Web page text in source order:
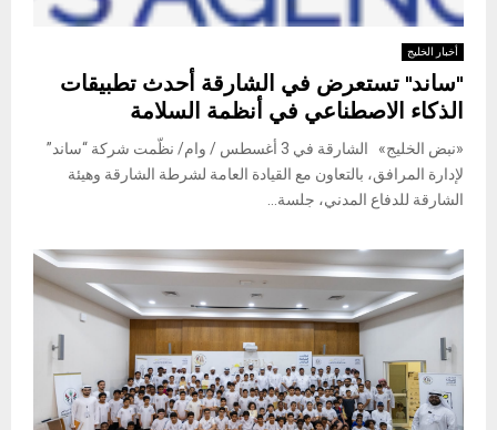
أخبار الخليج
"ساند" تستعرض في الشارقة أحدث تطبيقات
الذكاء الاصطناعي في أنظمة السلامة
«نبض الخليج» الشارقة في 3 أغسطس / وام/ نظّمت شركة “ساند”
لإدارة المرافق، بالتعاون مع القيادة العامة لشرطة الشارقة وهيئة
الشارقة للدفاع المدني، جلسة...